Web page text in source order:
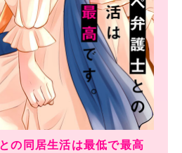
の同居生活は最低で最高